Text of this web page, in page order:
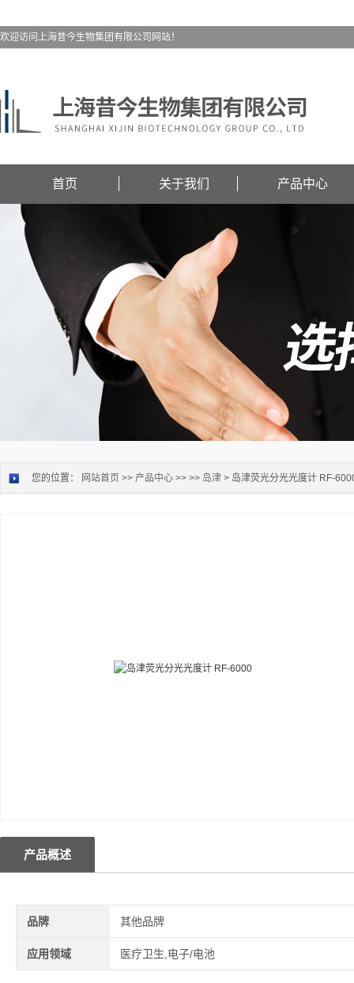
欢迎访问上海昔今生物集团有限公司网站！
首页 关于我们 产品中心
您的位置： 网站首页 >> 产品中心 >> >> 岛津 > 岛津荧光分光光度计 RF-
产品概述
品牌 其他品牌
应用领域 医疗卫生,电子/电池